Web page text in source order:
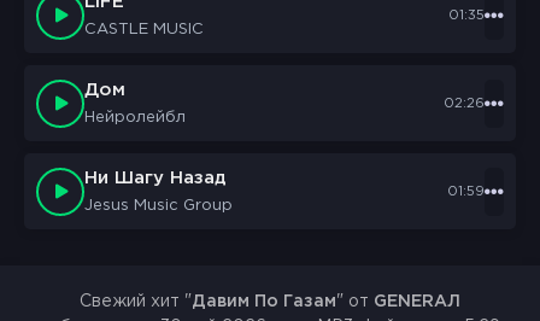
CASTLE MUSIC
01:35
Дом
Нейролейбл
02:26
Ни Шагу Назад
Jesus Music Group
01:59
Свежий хит "Давим По Газам" от GENERAЛ